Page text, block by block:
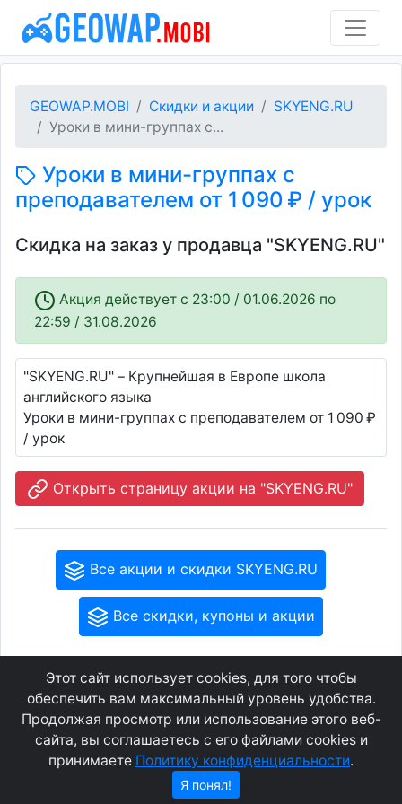
GEOWAP.MOBI Скидки и акции
SKYENG.RU
Уроки в мини-группах с...
Уроки в мини-группах с
преподавателем от 1 090 ₽ / урок
Скидка на заказ у продавца "SKYENG.RU"
Акция действует c 23:00 / 01.06.2026 по
22:59 / 31.08.2026
"SKYENG.RU" – Крупнейшая в Европе школа
английского языка
Уроки в мини-группах с преподавателем от 1 090 ₽
/ урок
Открыть страницу акции на "SKYENG.RU"
Все акции и скидки SKYENG.RU
Все скидки, купоны и акции
GEOWAP.MOBI© 2007 - 2021
Соглашение
Конфиденциальность
О сайте
Контакты
Этот сайт использует cookies, для того чтобы
обеспечить вам максимальный уровень удобства.
Продолжая просмотр или использование этого веб-
сайта, вы соглашаетесь с его файлами cookies и
принимаете Политику конфиденциальности.
Я понял!